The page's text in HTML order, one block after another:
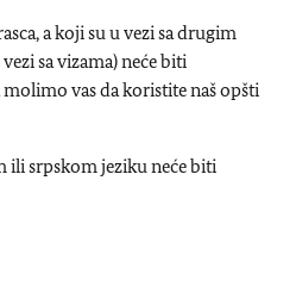
a koji su u vezi sa drugim
sa vizama) neće biti
vas da koristite naš opšti
ili srpskom jeziku neće biti